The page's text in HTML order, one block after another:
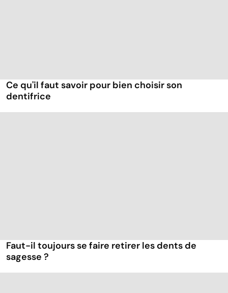
Ce qu'il faut savoir pour bien choisir son
dentifrice
Faut-il toujours se faire retirer les dents de
sagesse ?